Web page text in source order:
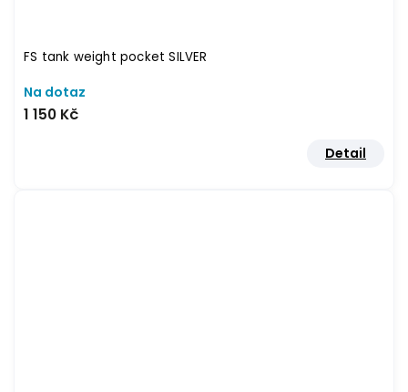
FS tank weight pocket SILVER
Na dotaz
1 150 Kč
Detail